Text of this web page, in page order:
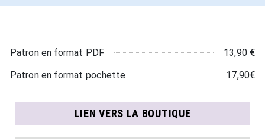
Patron en format PDF 13,90 €
Patron en format pochette 17,90€
LIEN VERS LA BOUTIQUE